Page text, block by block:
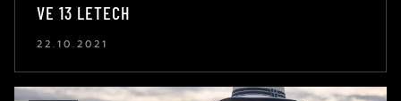
VE 13 LETECH
22.10.2021